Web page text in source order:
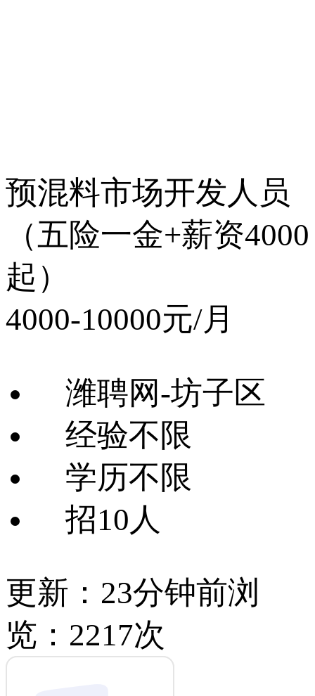
预混料市场开发人员
（五险一金+薪资4000
起）
4000-10000元/月
潍聘网-坊子区
经验不限
学历不限
招10人
更新：23分钟前浏
览：2217次